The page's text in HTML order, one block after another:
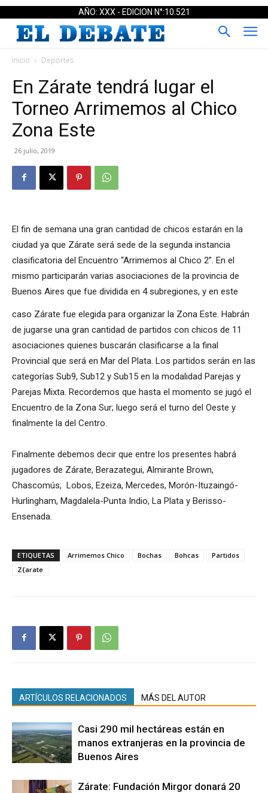
AÑO: XXX - EDICION N°:10.521
Inicio Deportes
En Zárate tendrá lugar el
Torneo Arrimemos al Chico
Zona Este
26 julio, 2019
El fin de semana una gran cantidad de chicos estarán en la
ciudad ya que Zárate será sede de la segunda instancia
clasificatoria del Encuentro “Arrimemos al Chico 2”. En el
mismo participarán varias asociaciones de la provincia de
Buenos Aires que fue dividida en 4 subregiones, y en este
caso Zárate fue elegida para organizar la Zona Este. Habrán
de jugarse una gran cantidad de partidos con chicos de 11
asociaciones quienes buscarán clasificarse a la final
Provincial que será en Mar del Plata. Los partidos serán en las
categorías Sub9, Sub12 y Sub15 en la modalidad Parejas y
Parejas Mixta. Recordemos que hasta el momento se jugó el
Encuentro de la Zona Sur; luego será el turno del Oeste y
finalmente la del Centro.
Finalmente debemos decir que entre los presentes habrá
jugadores de Zárate, Berazategui, Almirante Brown,
Chascomús, Lobos, Ezeiza, Mercedes, Morón-Ituzaingó-
Hurlingham, Magdalela-Punta Indio, La Plata y Berisso-
Ensenada.
ETIQUETAS Arrimemos Chico Bochas Bohcas
Partidos
Z{arate
ARTÍCULOS RELACIONADOS MÁS DEL AUTOR
Casi 290 mil hectáreas están en
manos extranjeras en la provincia de
Buenos Aires
Zárate: Fundación Mirgor donará 20